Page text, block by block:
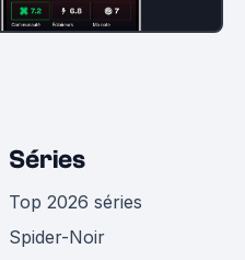
Séries
Top 2026 séries
Spider-Noir